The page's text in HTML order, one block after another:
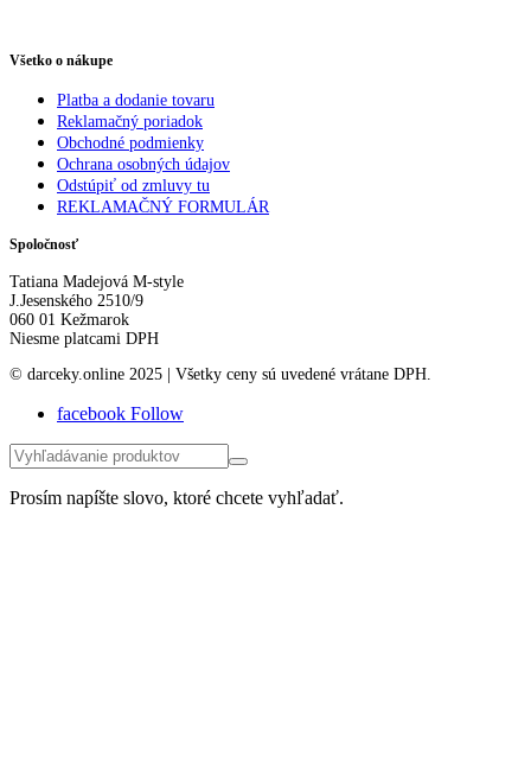
Všetko o nákupe
Platba a dodanie tovaru
Reklamačný poriadok
Obchodné podmienky
Ochrana osobných údajov
Odstúpiť od zmluvy tu
REKLAMAČNÝ FORMULÁR
Spoločnosť
Tatiana Madejová M-style
J.Jesenského 2510/9
060 01 Kežmarok
Niesme platcami DPH
© darceky.online 2025 | Všetky ceny sú uvedené vrátane DPH.
facebook Follow
Prosím napíšte slovo, ktoré chcete vyhľadať.